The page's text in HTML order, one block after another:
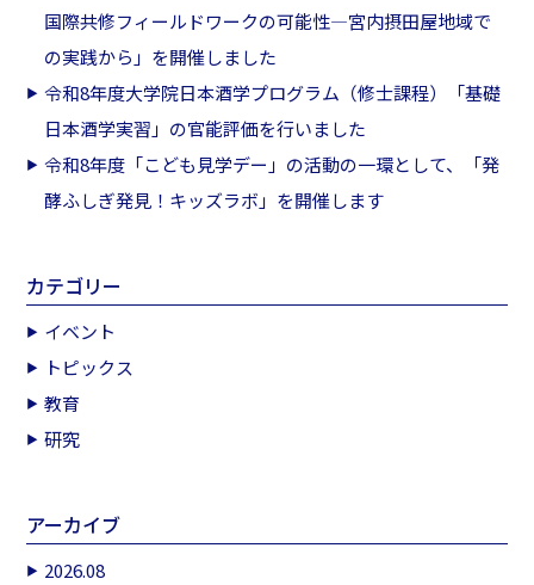
国際共修フィールドワークの可能性―宮内摂田屋地域で
の実践から」を開催しました
令和8年度大学院日本酒学プログラム（修士課程）「基礎
日本酒学実習」の官能評価を行いました
令和8年度「こども見学デー」の活動の一環として、「発
酵ふしぎ発見！キッズラボ」を開催します
カテゴリー
イベント
トピックス
教育
研究
アーカイブ
2026.08